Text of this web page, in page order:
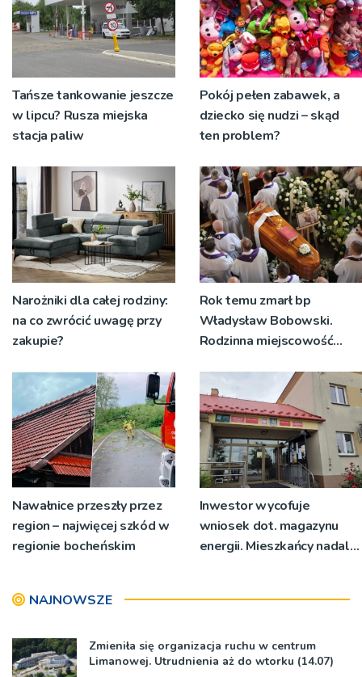
Tańsze tankowanie jeszcze
w lipcu? Rusza miejska
stacja paliw
Pokój pełen zabawek, a
dziecko się nudzi – skąd
ten problem?
Narożniki dla całej rodziny:
na co zwrócić uwagę przy
zakupie?
Rok temu zmarł bp
Władysław Bobowski.
Rodzinna miejscowość
Nawałnice przeszły przez
region – najwięcej szkód w
regionie bocheńskim
Inwestor wycofuje
wniosek dot. magazynu
energii. Mieszkańcy nadal
NAJNOWSZE
Zmieniła się organizacja ruchu w centrum
Limanowej. Utrudnienia aż do wtorku (14.07)